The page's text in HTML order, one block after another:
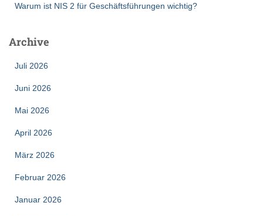
Warum ist NIS 2 für Geschäftsführungen wichtig?
Archive
Juli 2026
Juni 2026
Mai 2026
April 2026
März 2026
Februar 2026
Januar 2026